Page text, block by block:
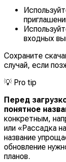
входных
Сохраните
случай, если
💡 Pro tip
Перед
понятное
конкретным,
или «Рассадка
название
обновление
планов.